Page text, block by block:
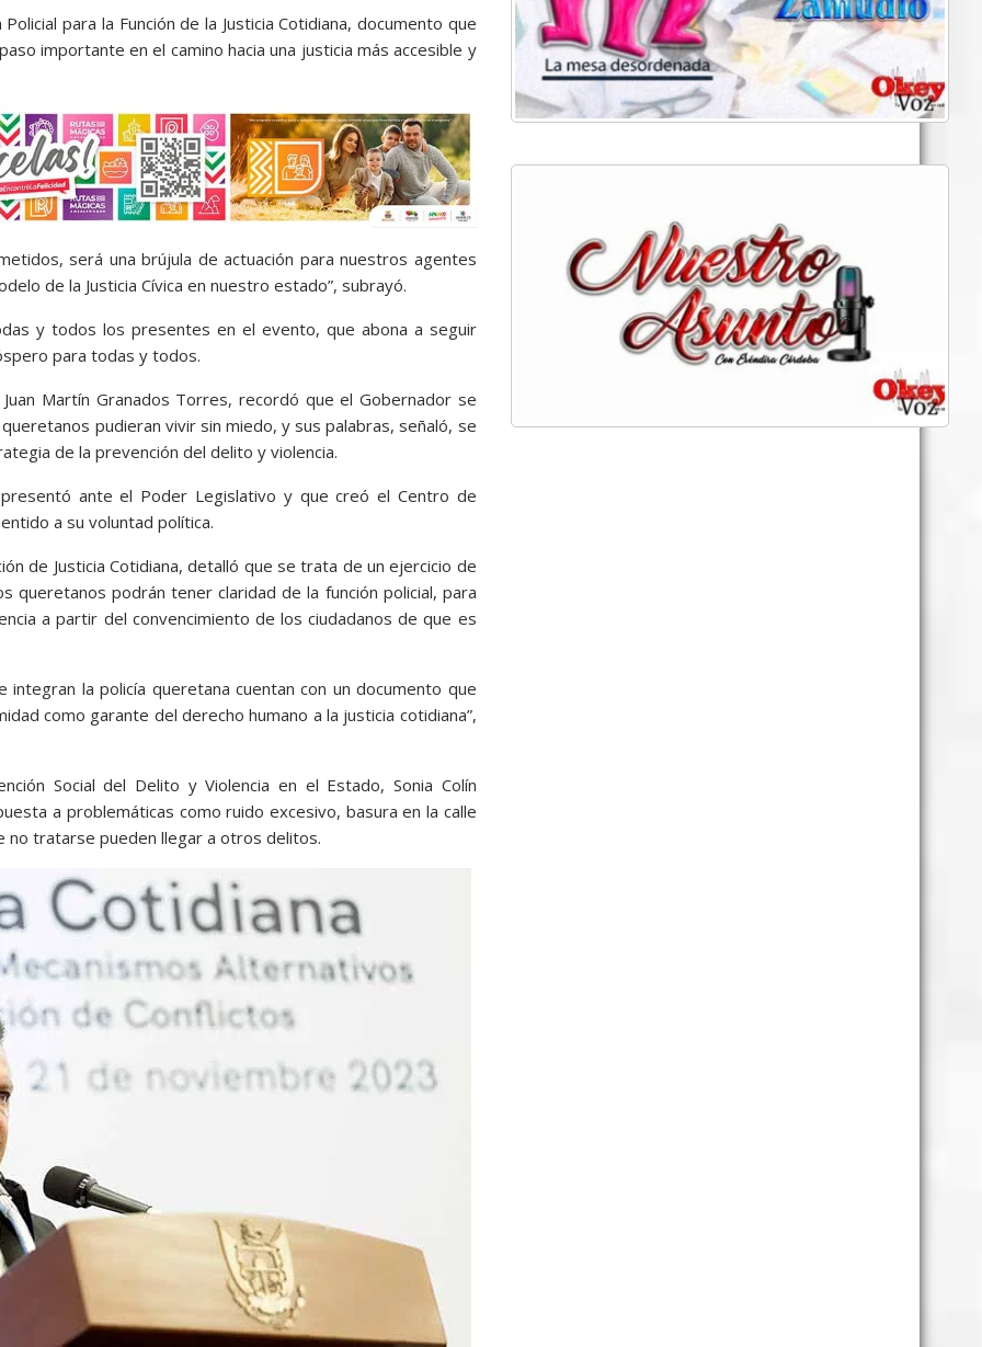
para la Función de la Justicia Cotidiana, documento que
importante en el camino hacia una justicia más accesible y
será una brújula de actuación para nuestros agentes
de la Justicia Cívica en nuestro estado”, subrayó.
y todos los presentes en el evento, que abona a seguir
para todas y todos.
Martín Granados Torres, recordó que el Gobernador se
pudieran vivir sin miedo, y sus palabras, señaló, se
de la prevención del delito y violencia.
ante el Poder Legislativo y que creó el Centro de
a su voluntad política.
de Justicia Cotidiana, detalló que se trata de un ejercicio de
queretanos podrán tener claridad de la función policial, para
a partir del convencimiento de los ciudadanos de que es
la policía queretana cuentan con un documento que
como garante del derecho humano a la justicia cotidiana”,
Social del Delito y Violencia en el Estado, Sonia Colín
a problemáticas como ruido excesivo, basura en la calle
no tratarse pueden llegar a otros delitos.